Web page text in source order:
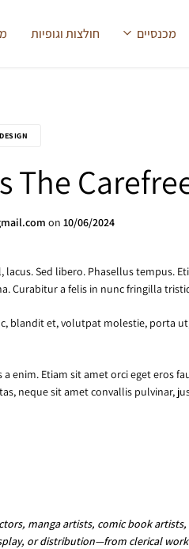
מכנסיים חולצות וגופיות
DESIGN
The
on 10/06/2024
Sed libero. Phasellus tempus.
Curabitur a felis in nunc fringilla
blandit et, volutpat molestie, porta
Etiam sit amet orci eget eros
neque sit amet convallis pulvinar,
manga artists, comic book
or distribution—from clerical